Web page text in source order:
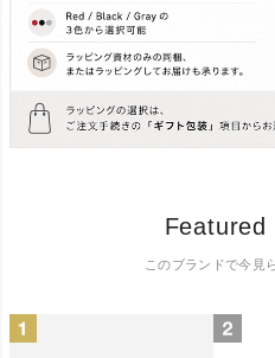
Featured
このブランドで今見